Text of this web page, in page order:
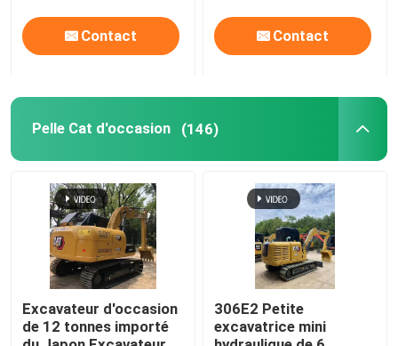
Bulldozers utilisés
Mini-pelle
Camions élévateurs diesel usagés
Chargeurs utilisés
Grues de camions d'occasion
Camion utilisé de mélangeur
Contact Contact
Pelle Cat d'occasion (146)
Excavateur d'occasion
de 12 tonnes importé
306E2 Petite
excavatrice mini